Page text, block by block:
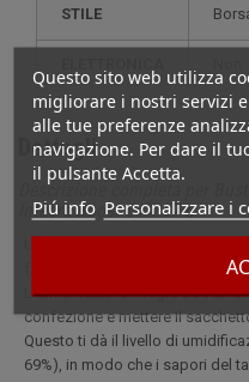
Questo sito web utilizza
migliorare i nostri servizi
alle tue preferenze
navigazione. Per dare il
il pulsante Accetta.
Piú info Personalizzare i
STILE
Dettagli
Descrizione completa per
Integra Boost 69% 67 g
facile versare la giusta quantità
L'umidificatore Integra Boost
confezione e mettere il
Questo ti dà il livello di
69%), in modo che i sapori del